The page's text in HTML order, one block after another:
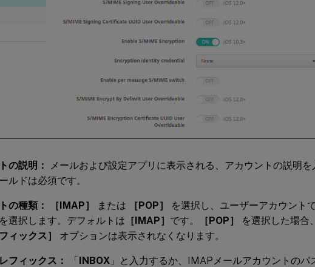
の説明：
メールおよび設定アプリに表示される、アカウントの説明を
ルドは必須です。
の種類： ［IMAP］ または ［POP］
を選択し、ユーザーアカウント
選択します。デフォルトは ［IMAP］ です。 ［POP］ を選択した場合
ィックス］
オプションは表示されなくなります。
フィックス： 「INBOX 」と入力するか、IMAPメールアカウントのパ